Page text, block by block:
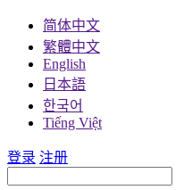
简体中文
繁體中文
English
日本語
한국어
Tiếng Việt
登录 注册